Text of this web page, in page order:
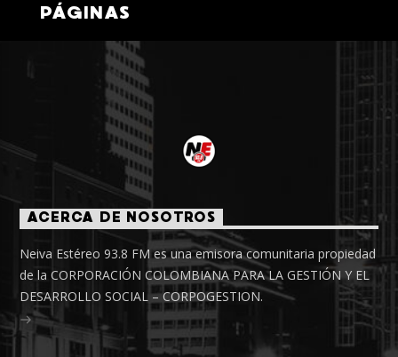
PÁGINAS
ACERCA DE NOSOTROS
Neiva Estéreo 93.8 FM es una emisora comunitaria propiedad
de la CORPORACIÓN COLOMBIANA PARA LA GESTIÓN Y EL
DESARROLLO SOCIAL – CORPOGESTION.